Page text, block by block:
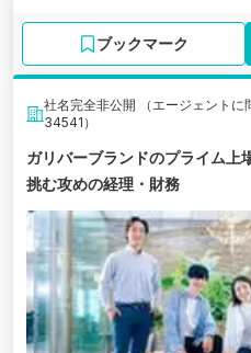
ブックマーク
社名完全非公開 （エージェント
34541）
ガリバーブランドのプライム
挑む攻めの経理・財務